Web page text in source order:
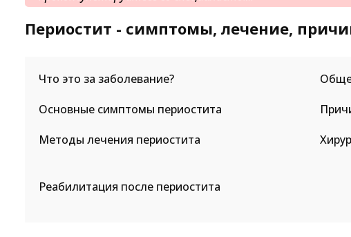
Периостит - симптомы, лечение,
Что это за заболевание?
Основные симптомы периостита
Методы лечения периостита
Реабилитация после периостита